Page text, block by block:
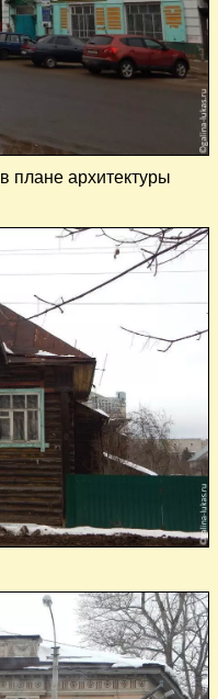
в плане архитектуры